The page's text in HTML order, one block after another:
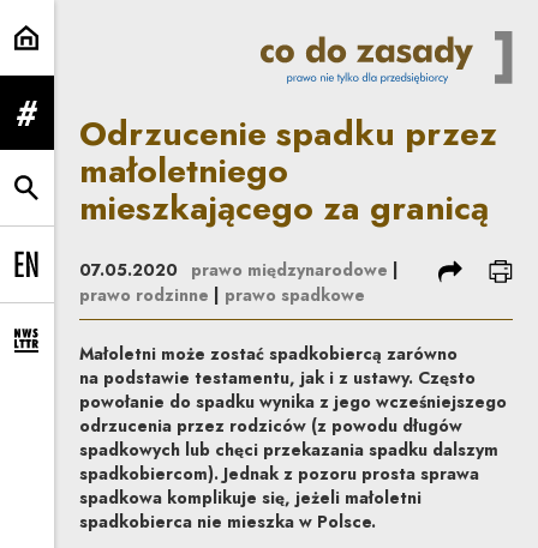
Odrzucenie spadku przez
rozwiń menu
rozwiń wyszukiwarkę
Change language to EN
rozwiń formularz zapisu na newsletter
Odrzucenie spadku przez
małoletniego
mieszkającego za granicą
07.05.2020 prawo międzynarodowe
prawo rodzinne
prawo spadkowe
podziel się
Małoletni może zostać spadkobiercą zarówno
na podstawie testamentu, jak i z ustawy. Często
powołanie do spadku wynika z jego wcześniejszego
odrzucenia przez rodziców (z powodu długów
spadkowych lub chęci przekazania spadku dalszym
spadkobiercom). Jednak z pozoru prosta sprawa
spadkowa komplikuje się, jeżeli małoletni
spadkobierca nie mieszka w Polsce.